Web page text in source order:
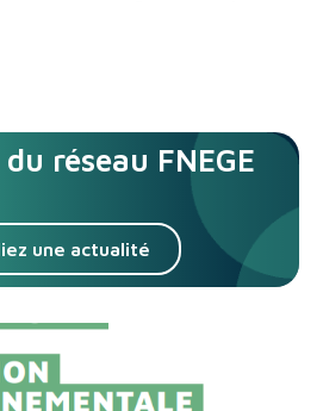
réseau FNEGE
une actualité